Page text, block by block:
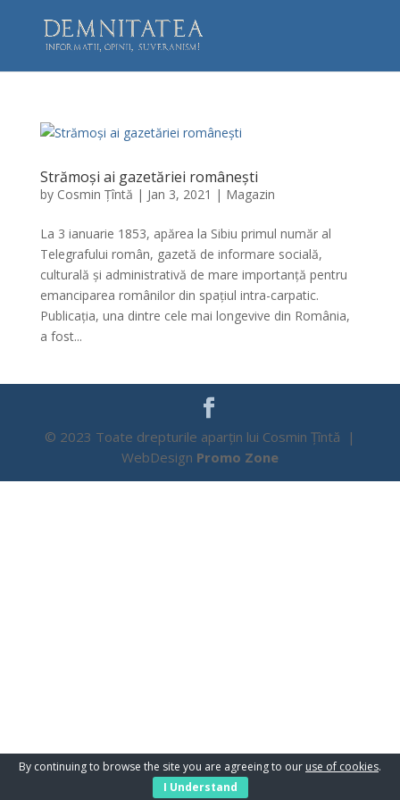
Strămoși ai gazetăriei românești
by Cosmin Țîntă | Jan 3, 2021 | Magazin
La 3 ianuarie 1853, apărea la Sibiu primul număr al
Telegrafului român, gazetă de informare socială,
culturală și administrativă de mare importanță pentru
emanciparea românilor din spațiul intra-carpatic.
Publicația, una dintre cele mai longevive din România,
a fost...
© 2023 Toate drepturile aparțin lui Cosmin Țîntă |
WebDesign Promo Zone
By continuing to browse the site you are agreeing to our use of cookies.
I Understand